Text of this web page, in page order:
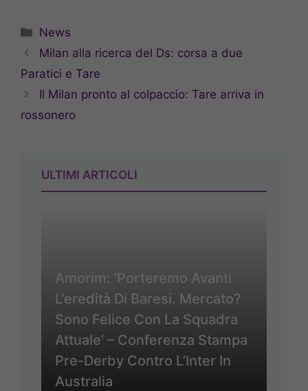
Categorie
News
Milan alla ricerca del Ds: corsa a due
Paratici e Tare
Il Milan pronto al colpaccio: Tare arriva in
rossonero
ULTIMI ARTICOLI
Amorim: ‘Porteremo Avanti
L’eredità Di Baresi. Mercato?
Sono Felice Con La Squadra
Attuale’ – Conferenza Stampa
Pre-Derby Contro L’Inter In
Australia